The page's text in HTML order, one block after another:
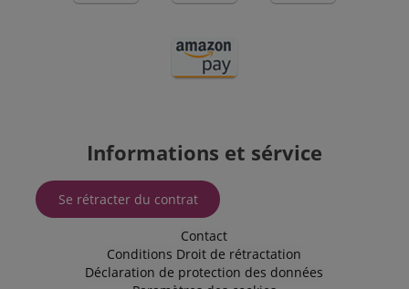
Informations et sérvice
Se rétracter du contrat
Contact
Conditions Droit de rétractation
Déclaration de protection des données
CrossDomainCookieScriptConsent_389
Fournisseur /
Politique de confidentialité de